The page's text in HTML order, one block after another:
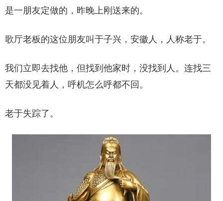
是一朋友定做的，昨晚上刚送来的。
歌厅老板的这位朋友叫于子兴，安徽人，人称老于。
我们立即去找他，但找到他家时，没找到人。连找三
天都没见着人，呼机怎么呼都不回。
老于失踪了。